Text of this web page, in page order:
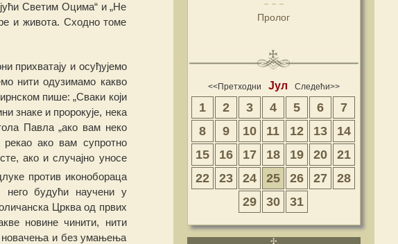
Светим Оцима“ и „Не
и живота. Сходно томе
прихватају и осуђујемо
мо нити одузимамо какво
пише: „Сваки који
ни знаке и пророкује, нека
Павла „ако вам неко
ако вам супротно
ако и случајно уносе
епротив иконобораца
будући научени у
Црква од првих
новине чинити, нити
новачења и без умањења
Пролог
<<Претходни Јул Следећи>>
1 2 3 4 5 6
7
8
9 10 11 12 13
14
15
16 17 18 19 20
21
22
23 24 25 26 27
28
29
30 31